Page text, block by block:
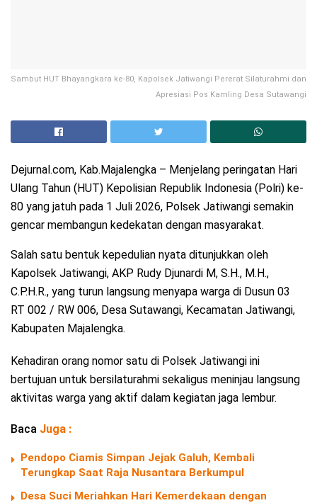
Sambut HUT Bhayangkara ke-80, Kapolsek Jatiwangi Pererat Silaturahmi dan
Apresiasi Pos Kamling Desa Sutawangi ​
Dejurnal.com, Kab.Majalengka – Menjelang peringatan Hari
Ulang Tahun (HUT) Kepolisian Republik Indonesia (Polri) ke-
80 yang jatuh pada 1 Juli 2026, Polsek Jatiwangi semakin
gencar membangun kedekatan dengan masyarakat.
Salah satu bentuk kepedulian nyata ditunjukkan oleh
Kapolsek Jatiwangi, AKP Rudy Djunardi M, S.H., M.H.,
C.P.H.R., yang turun langsung menyapa warga di Dusun 03
RT 002 / RW 006, Desa Sutawangi, Kecamatan Jatiwangi,
Kabupaten Majalengka.
​Kehadiran orang nomor satu di Polsek Jatiwangi ini
bertujuan untuk bersilaturahmi sekaligus meninjau langsung
aktivitas warga yang aktif dalam kegiatan jaga lembur.
Baca Juga :
Pendopo Ciamis Simpan Jejak Galuh, Kembali
Terungkap Saat Raja Nusantara Berkumpul
Desa Suci Meriahkan Hari Kemerdekaan dengan